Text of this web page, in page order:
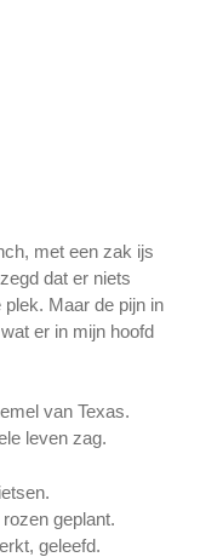
met een zak ijs
dat er niets
Maar de pijn in
er in mijn hoofd
van Texas.
leven zag.
geplant.
geleefd.